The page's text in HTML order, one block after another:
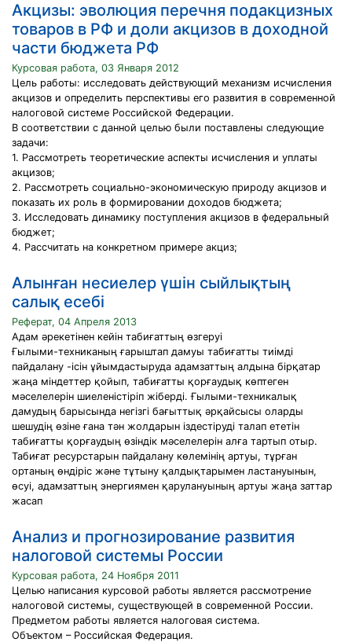
Акцизы: эволюция перечня подакцизных
товаров в РФ и доли акцизов в доходной
части бюджета РФ
Курсовая работа, 03 Января 2012
Цель работы: исследовать действующий механизм исчисления
акцизов и определить перспективы его развития в современной
налоговой системе Российской Федерации.
В соответствии с данной целью были поставлены следующие
задачи:
1. Рассмотреть теоретические аспекты исчисления и уплаты
акцизов;
2. Рассмотреть социально-экономическую природу акцизов и
показать их роль в формировании доходов бюджета;
3. Исследовать динамику поступления акцизов в федеральный
бюджет;
4. Рассчитать на конкретном примере акциз;
Алынған несиелер үшін сыйлықтың
салық есебі
Реферат, 04 Апреля 2013
Адам әрекетінен кейін табиғаттың өзгеруі
Ғылыми-техниканың ғарыштап дамуы табиғатты тиімді
пайдалану -ісін ұйымдастыруда адамзаттың алдына бірқатар
жаңа міндеттер қойып, табиғатты қорғаудық көптеген
мәселелерін шиеленістіріп жіберді. Ғылыми-техникалық
дамудың барысында негізгі бағыттық әрқайсысы оларды
шешудің өзіне ғана тән жолдарын іздестіруді талап ететін
табиғатты қорғаудың өзіндік мәселелерін алға тартып отыр.
Табиғат ресурстарын пайдалану көлемінің артуы, тұрған
ортаның өндіріс және тұтыну қалдықтарымен ластануынын,
өсуі, адамзаттың энергиямен қарулануының артуы жаңа заттар
жасап
Анализ и прогнозирование развития
налоговой системы России
Курсовая работа, 24 Ноября 2011
Целью написания курсовой работы является рассмотрение
налоговой системы, существующей в современной России.
Предметом работы является налоговая система.
Объектом – Российская Федерация.